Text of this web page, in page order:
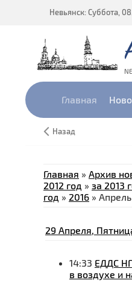
Невьянск: Суббота,
Главная
Назад
Главная » Архив
2012 год » за 2013
год » 2016 » Апрель
29 Апреля,
14:33 ЕДДС
в воздухе и